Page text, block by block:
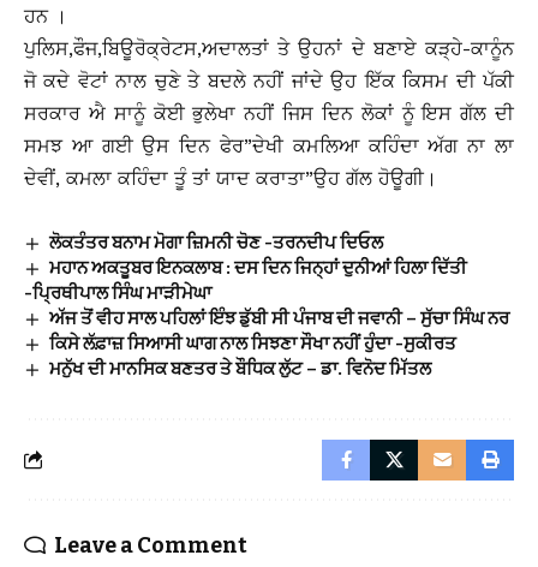
ਹਨ ।
ਪੁਲਿਸ,ਫੌਜ,ਬਿਊਰੋਕ੍ਰੇਟਸ,ਅਦਾਲਤਾਂ ਤੇ ਉਹਨਾਂ ਦੇ ਬਣਾਏ ਕੜ੍ਹੇ-ਕਾਨੂੰਨ
ਜੋ ਕਦੇ ਵੋਟਾਂ ਨਾਲ ਚੁਣੇ ਤੇ ਬਦਲੇ ਨਹੀਂ ਜਾਂਦੇ ਉਹ ਇੱਕ ਕਿਸਮ ਦੀ ਪੱਕੀ
ਸਰਕਾਰ ਐ ਸਾਨੂੰ ਕੋਈ ਭੁਲੇਖਾ ਨਹੀਂ ਜਿਸ ਦਿਨ ਲੋਕਾਂ ਨੂੰ ਇਸ ਗੱਲ ਦੀ
ਸਮਝ ਆ ਗਈ ਉਸ ਦਿਨ ਫੇਰ”ਦੇਖੀ ਕਮਲਿਆ ਕਹਿੰਦਾ ਅੱਗ ਨਾ ਲਾ
ਦੇਵੀਂ, ਕਮਲਾ ਕਹਿੰਦਾ ਤੂੰ ਤਾਂ ਯਾਦ ਕਰਾਤਾ”ਉਹ ਗੱਲ ਹੋਊਗੀ।
ਲੋਕਤੰਤਰ ਬਨਾਮ ਮੋਗਾ ਜ਼ਿਮਨੀ ਚੋਣ -ਤਰਨਦੀਪ ਦਿਓਲ
ਮਹਾਨ ਅਕਤੂਬਰ ਇਨਕਲਾਬ : ਦਸ ਦਿਨ ਜਿਨ੍ਹਾਂ ਦੁਨੀਆਂ ਹਿਲਾ ਦਿੱਤੀ
-ਪਿ੍ਰਥੀਪਾਲ ਸਿੰਘ ਮਾੜੀਮੇਘਾ
ਅੱਜ ਤੋਂ ਵੀਹ ਸਾਲ ਪਹਿਲਾਂ ਇੰਝ ਡੁੱਬੀ ਸੀ ਪੰਜਾਬ ਦੀ ਜਵਾਨੀ – ਸੁੱਚਾ ਸਿੰਘ ਨਰ
ਕਿਸੇ ਲੱਫ਼ਾਜ਼ ਸਿਆਸੀ ਘਾਗ ਨਾਲ ਸਿਝਣਾ ਸੌਖਾ ਨਹੀਂ ਹੁੰਦਾ -ਸੁਕੀਰਤ
ਮਨੁੱਖ ਦੀ ਮਾਨਸਿਕ ਬਣਤਰ ਤੇ ਬੌਧਿਕ ਲੁੱਟ – ਡਾ. ਵਿਨੋਦ ਮਿੱਤਲ
Leave a Comment